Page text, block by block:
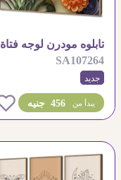
تابلوه مودرن لوجه فتاة
بالزهور الملونة
SA107264
جديد
456 جنيه يبدأ من 0